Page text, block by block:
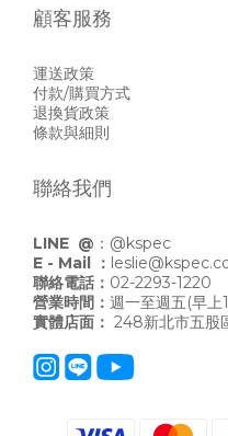
顧客服務
運送政策
付款/購買方式
退換貨政策
條款與細則
聯絡我們
LINE @ ： @kspec
E - Mail ：
聯絡電話： 02-2293-1220
營業時間： 週一至週五(早
實體店面： 248新北市五股